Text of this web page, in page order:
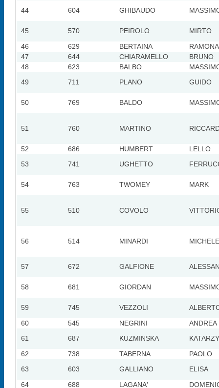
44
604 GHIBAUDO
45 570 PEIROLO
MIRTO
46
629 BERTAINA
RAMONA
47
644 CHIARAMELLO
BRUNO
48
623 BALBO
49
711 PLANO GUIDO
50 769 BALDO
51 760 MARTINO
52 686 HUMBERT
LELLO
53
741 UGHETTO
54 763 TWOMEY MARK
55 510 COVOLO
56 514 MINARDI MICHELE
57 672 GALFIONE
58 681 GIORDAN
59 745 VEZZOLI
60
545 NEGRINI
ANDREA
61
687 KUZMINSKA
62
738 TABERNA
PAOLO
63
603 GALLIANO
ELISA
64
688 LAGANA'